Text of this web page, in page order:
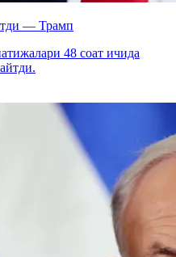
— Трамп
48 соат ичида